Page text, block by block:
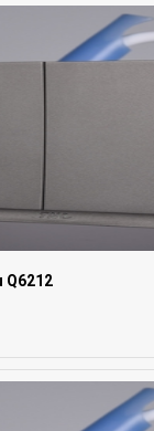
Q6212
UL, TUV, IEC, BS